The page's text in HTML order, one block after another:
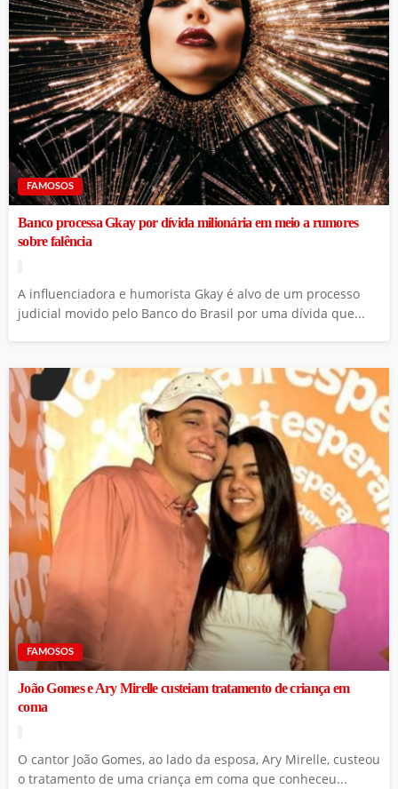
FAMOSOS
Banco processa Gkay por dívida milionária em meio a rumores
sobre falência
A influenciadora e humorista Gkay é alvo de um processo
judicial movido pelo Banco do Brasil por uma dívida que...
FAMOSOS
João Gomes e Ary Mirelle custeiam tratamento de criança em
coma
O cantor João Gomes, ao lado da esposa, Ary Mirelle, custeou
o tratamento de uma criança em coma que conheceu...